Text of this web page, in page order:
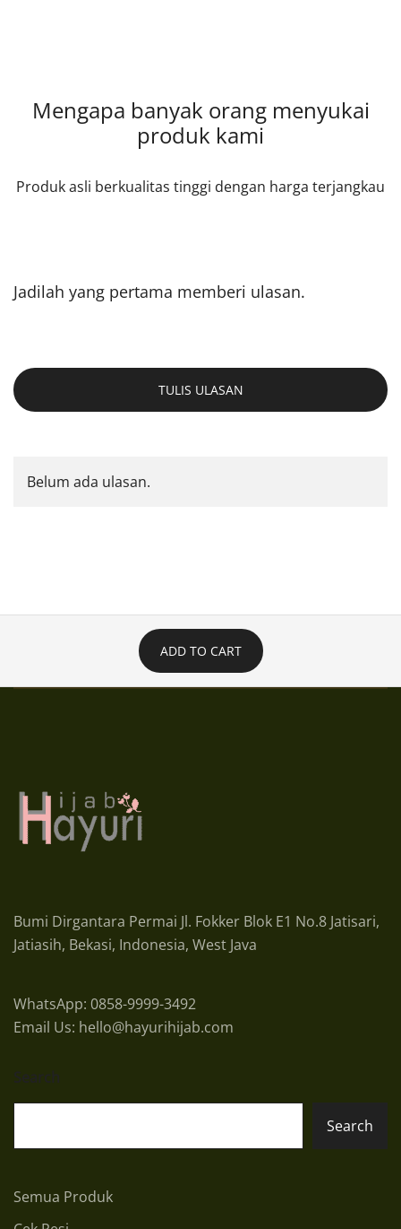
Mengapa banyak orang menyukai
produk kami
Produk asli berkualitas tinggi dengan harga terjangkau
Jadilah yang pertama memberi ulasan.
TULIS ULASAN
Belum ada ulasan.
ADD TO CART
Bumi Dirgantara Permai Jl. Fokker Blok E1 No.8 Jatisari,
Jatiasih, Bekasi, Indonesia, West Java
WhatsApp: 0858-9999-3492
Email Us: hello@hayurihijab.com
Search
Search
Semua Produk